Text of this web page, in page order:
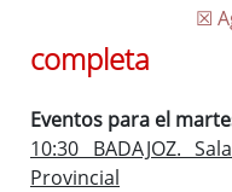
☒
completa
Eventos para el
10:30 BADAJOZ.
Provincial